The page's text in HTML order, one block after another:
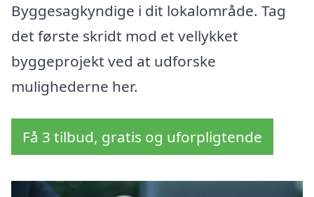
Byggesagkyndige i dit lokalområde. Tag
det første skridt mod et vellykket
byggeprojekt ved at udforske
mulighederne her.
Få 3 tilbud, gratis og uforpligtende